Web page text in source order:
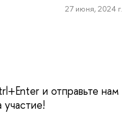
27 июня, 2024 г.
и отправьте нам